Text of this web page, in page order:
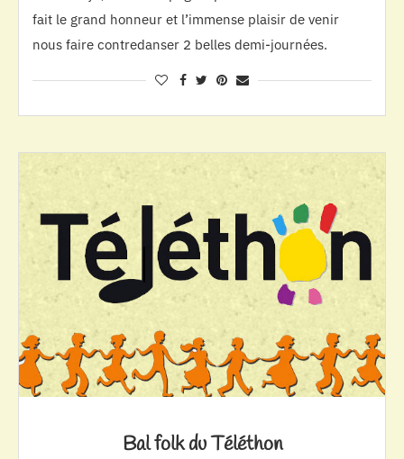
fait le grand honneur et l’immense plaisir de venir
nous faire contredanser 2 belles demi-journées.
Bal folk du Téléthon